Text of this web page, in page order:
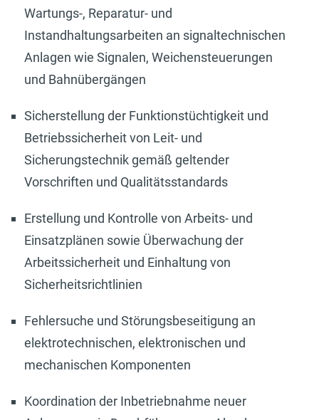
Wartungs-, Reparatur- und
Instandhaltungsarbeiten an signaltechnischen
Anlagen wie Signalen, Weichensteuerungen
und Bahnübergängen
Sicherstellung der Funktionstüchtigkeit und
Betriebssicherheit von Leit- und
Sicherungstechnik gemäß geltender
Vorschriften und Qualitätsstandards
Erstellung und Kontrolle von Arbeits- und
Einsatzplänen sowie Überwachung der
Arbeitssicherheit und Einhaltung von
Sicherheitsrichtlinien
Fehlersuche und Störungsbeseitigung an
elektrotechnischen, elektronischen und
mechanischen Komponenten
Koordination der Inbetriebnahme neuer